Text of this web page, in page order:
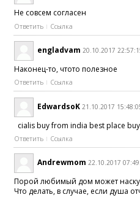
Не совсем согласен
Ответить Ссылка
engladvam 20.10.2017
Наконец-то, чтото полезное
Ответить Ссылка
EdwardsoK 21.10.2017
cialis buy from india best place
Ответить Ссылка
Andrewmom 22.10.2017
Порой любимый дом может
Что делать, в случае, если душа